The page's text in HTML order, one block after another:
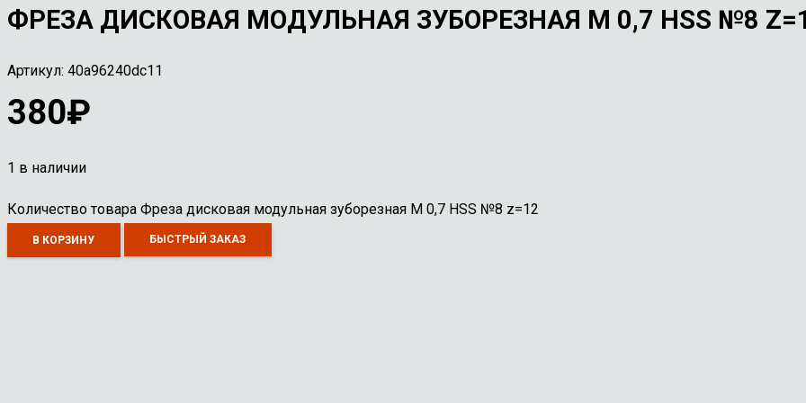
ФРЕЗА ДИСКОВАЯ МОДУЛЬНАЯ ЗУБОРЕЗНАЯ М 0,7 HSS №8
Артикул: 40a96240dc11
380₽
1 в наличии
Количество товара Фреза дисковая модульная зуборезная М 0,7 HSS №8 z=12
В КОРЗИНУ БЫСТРЫЙ ЗАКАЗ